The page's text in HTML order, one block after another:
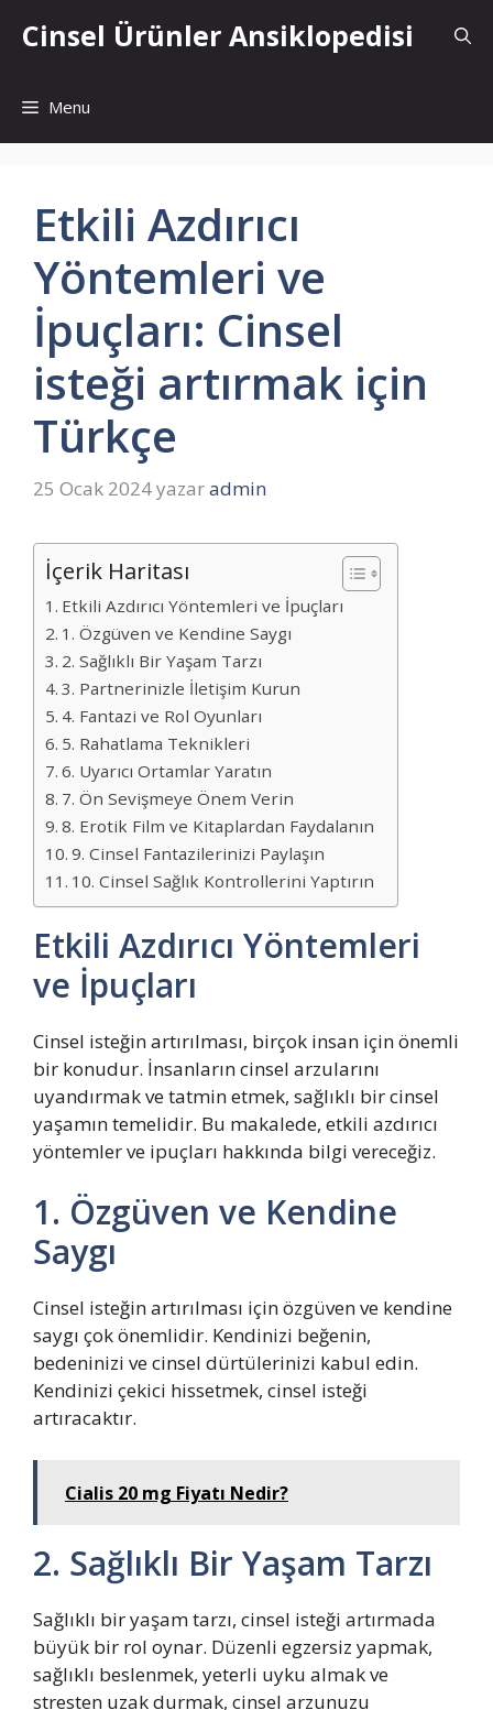
atlaCinsel Ürünler Ansiklopedisi
Menu
Etkili Azdırıcı
Yöntemleri ve
İpuçları: Cinsel
isteği artırmak için
Türkçe
25 Ocak 2024yazaradmin
İçerik Haritası
Etkili Azdırıcı Yöntemleri ve İpuçları
1. Özgüven ve Kendine Saygı
2. Sağlıklı Bir Yaşam Tarzı
3. Partnerinizle İletişim Kurun
4. Fantazi ve Rol Oyunları
5. Rahatlama Teknikleri
6. Uyarıcı Ortamlar Yaratın
7. Ön Sevişmeye Önem Verin
8. Erotik Film ve Kitaplardan Faydalanın
9. Cinsel Fantazilerinizi Paylaşın
10. Cinsel Sağlık Kontrollerini Yaptırın
Etkili Azdırıcı Yöntemleri
ve İpuçları
Cinsel isteğin artırılması, birçok insan için önemli
bir konudur. İnsanların cinsel arzularını
uyandırmak ve tatmin etmek, sağlıklı bir cinsel
yaşamın temelidir. Bu makalede, etkili azdırıcı
yöntemler ve ipuçları hakkında bilgi vereceğiz.
1. Özgüven ve Kendine
Saygı
Cinsel isteğin artırılması için özgüven ve kendine
saygı çok önemlidir. Kendinizi beğenin,
bedeninizi ve cinsel dürtülerinizi kabul edin.
Kendinizi çekici hissetmek, cinsel isteği
artıracaktır.
Cialis 20 mg Fiyatı Nedir?
2. Sağlıklı Bir Yaşam Tarzı
Sağlıklı bir yaşam tarzı, cinsel isteği artırmada
büyük bir rol oynar. Düzenli egzersiz yapmak,
sağlıklı beslenmek, yeterli uyku almak ve
stresten uzak durmak, cinsel arzunuzu